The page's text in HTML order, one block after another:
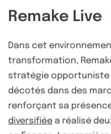
Remake Live
Dans cet
transformation,
stratégie opportuniste
décotés dans des
renforçant sa
diversifiée a réalisé